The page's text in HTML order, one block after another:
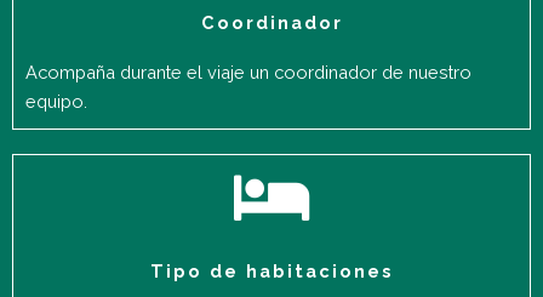
Coordinador
Acompaña durante el viaje un coordinador de nuestro
equipo.
Tipo de habitaciones